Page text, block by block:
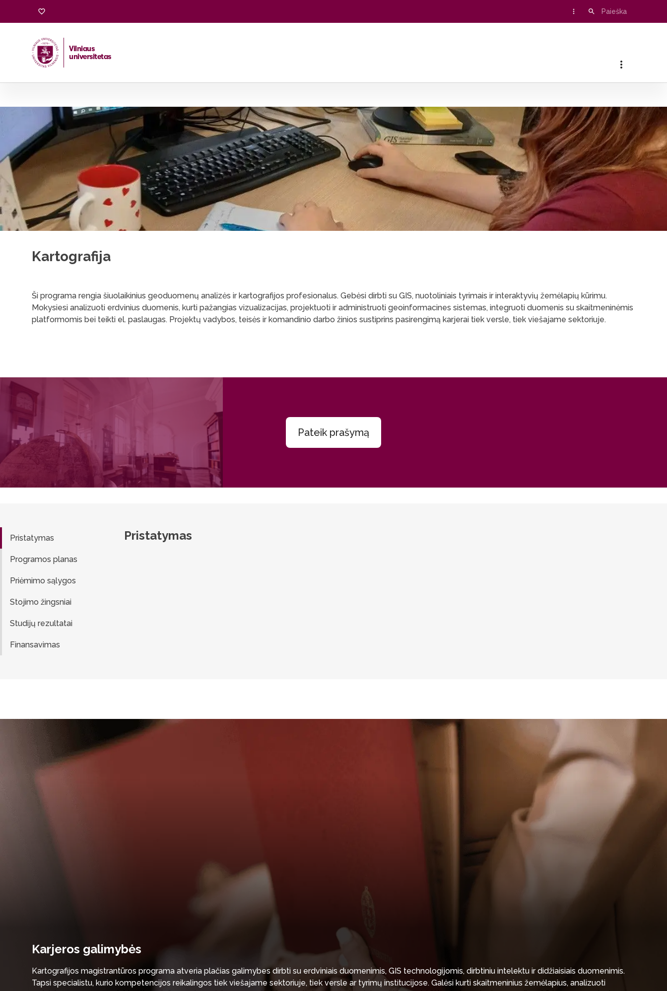
Vilniaus
universitetas
Kartografija
Ši programa rengia šiuolaikinius geoduomenų analizės ir kartografijos profesionalus. Gebėsi dirbti su GIS, nuotoliniais tyrimais ir interaktyvių žemėlapių kūrimu.
Mokysiesi analizuoti erdvinius duomenis, kurti pažangias vizualizacijas, projektuoti ir administruoti geoinformacines sistemas, integruoti duomenis su skaitmeninėmis
platformomis bei teikti el. paslaugas. Projek­tų vadybos, teisės ir komandinio darbo žinios sustiprins pasirengimą karjerai tiek versle, tiek viešajame sektoriuje.
Pateik prašymą
Pristatymas
Programos planas
Priėmimo sąlygos
Stojimo žingsniai
Studijų rezultatai
Finansavimas
Pristatymas
Karjeros galimybės
Kartografijos magistrantūros programa atveria plačias galimybes dirbti su erdviniais duomenimis, GIS technologijomis, dirbtiniu intelektu ir didžiaisiais duomenimis.
Tapsi specialistu, kurio kompetencijos reikalingos tiek viešajame sektoriuje, tiek versle ar tyrimų institucijose. Galėsi kurti skaitmeninius žemėlapius, analizuoti